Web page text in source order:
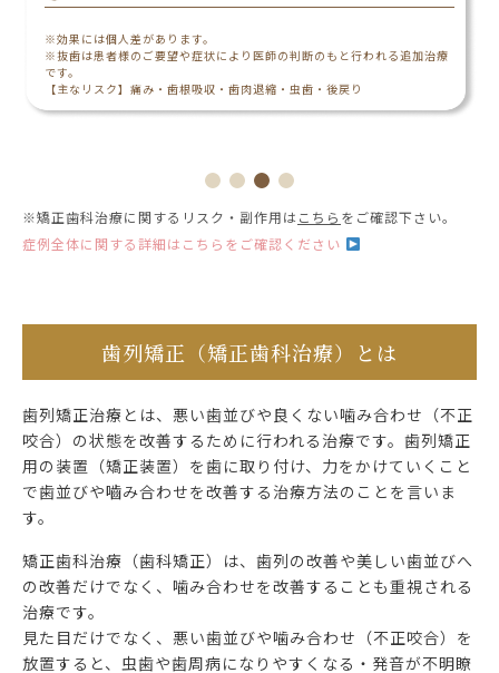
※効果には個人差があります。
※抜歯は患者様のご要望や症状により医師の判断のもと行われる追加治療
です。
【主なリスク】痛み・歯根吸収・歯肉退縮・虫歯・後戻り
※矯正歯科治療に関するリスク・副作用は こちら をご確認下さい。
症例全体に関する詳細はこちらをご確認ください
歯列矯正（矯正歯科治療）とは
歯列矯正治療とは、悪い歯並びや良くない噛み合わせ（不正
咬合）の状態を改善するために行われる治療です。歯列矯正
用の装置（矯正装置）を歯に取り付け、力をかけていくこと
で歯並びや嚙み合わせを改善する治療方法のことを言いま
す。
矯正歯科治療（歯科矯正）は、歯列の改善や美しい歯並びへ
の改善だけでなく、噛み合わせを改善することも重視される
治療です。
見た目だけでなく、悪い歯並びや噛み合わせ（不正咬合）を
放置すると、虫歯や歯周病になりやすくなる・発音が不明瞭